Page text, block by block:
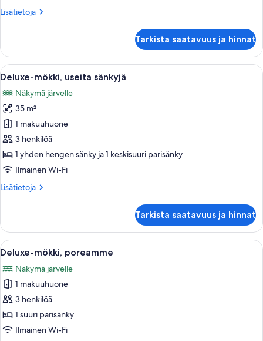
Lisätietoja
Lisätietoja
superior-
huone
Tarkista saatavuus ja hinnat
Avaa
kaikki
huonetyypin
Deluxe-
mökki,
useita
sänkyjä
kuvat
Huoneessa on suuri ikkuna,
9
Deluxe-mökki, useita sänkyjä
Näkymä järvelle
35 m²
1 makuuhuone
3 henkilöä
1 yhden hengen sänky ja 1 keskisuuri parisänky
Ilmainen Wi-Fi
Lisätietoja
Lisätietoja
useita
sänkyjä
Tarkista saatavuus ja hinnat
Avaa
kaikki
huonetyypin
Deluxe-
mökki,
poreamme
kuvat
Huoneessa on puinen penkki,
6
Deluxe-mökki, poreamme
Näkymä järvelle
1 makuuhuone
3 henkilöä
1 suuri parisänky
Ilmainen Wi-Fi